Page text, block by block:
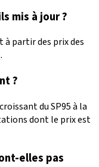
mis à jour ?
partir des prix des
?
du SP95 à la
dont le prix est
elles pas